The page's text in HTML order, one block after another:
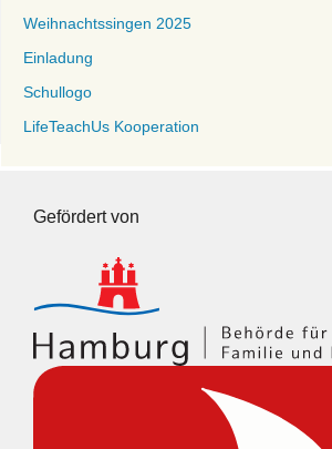
Weihnachtssingen 2025
Einladung
Schullogo
LifeTeachUs Kooperation
Gefördert von